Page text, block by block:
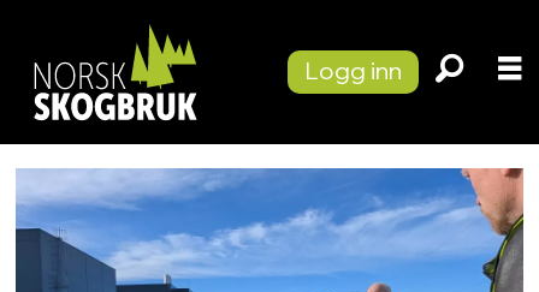
Logg inn
Tag:
biokullnettverket